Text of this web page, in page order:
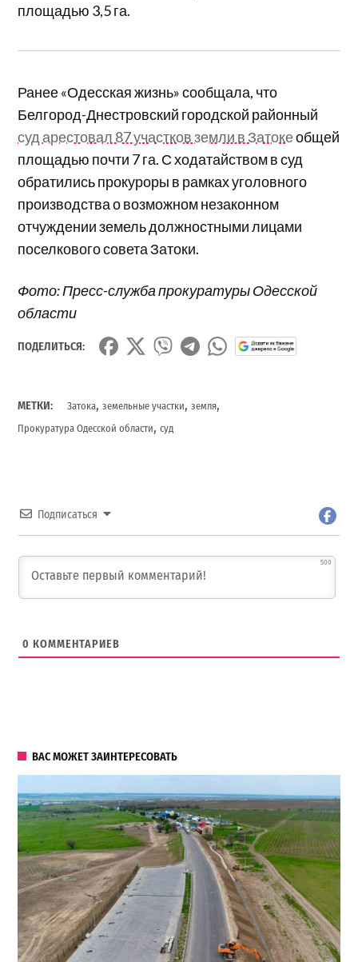
площадью 3,5 га.
Ранее «Одесская жизнь» сообщала, что
Белгород-Днестровский городской районный
суд арестовал 87 участков земли в Затокеобщей
площадью почти 7 га. С ходатайством в суд
обратились прокуроры в рамках уголовного
производства о возможном незаконном
отчуждении земель должностными лицами
поселкового совета Затоки.
Фото: Пресс-служба прокуратуры Одесской
области
ПОДЕЛИТЬСЯ:
МЕТКИ: Затока,земельные участки,земля,
Прокуратура Одесской области,суд
Подписаться
500
0 КОММЕНТАРИЕВ
ВАС МОЖЕТ ЗАИНТЕРЕСОВАТЬ